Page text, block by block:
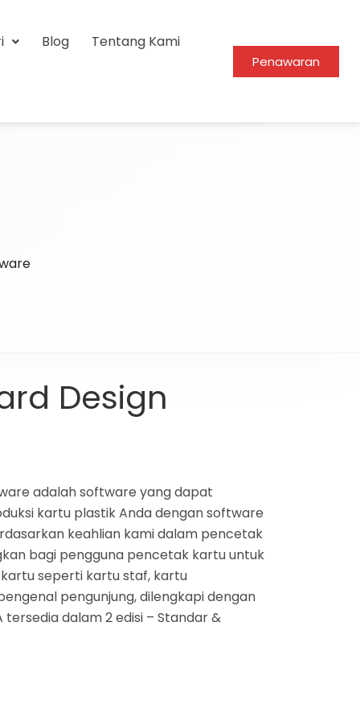
Blog Tentang Kami
Penawaran
Design
adalah software yang dapat
kartu plastik Anda dengan software
keahlian kami dalam pencetak
bagi pengguna pencetak kartu untuk
seperti kartu staf, kartu
pengunjung, dilengkapi dengan
tersedia dalam 2 edisi – Standar &